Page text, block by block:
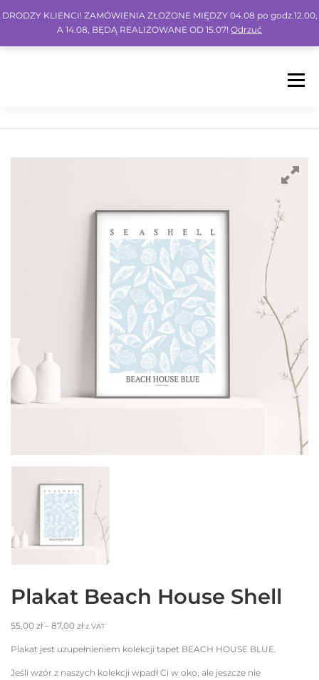
Menu
Plakat Beach House Shell
55,00 zł – 87,00 zł z VAT
Plakat jest uzupełnieniem kolekcji tapet BEACH HOUSE BLUE.
Jeśli wzór z naszych kolekcji wpadł Ci w oko, ale jeszcze nie
DRODZY KLIENCI! ZAMÓWIENIA ZŁOŻONE MIĘDZY 04.08 po godz.12.00,
A 14.08, BĘDĄ REALIZOWANE OD 15.07! Odrzuć